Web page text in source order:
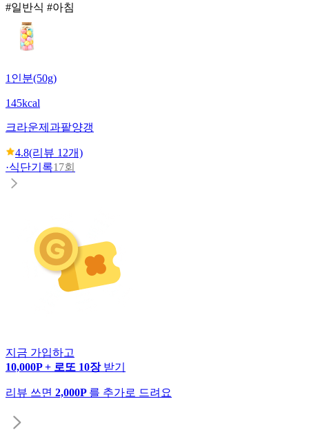
#일반식 #아침
1인분(50g)
145kcal
크라운제과팥양갱
4.8(리뷰 12개)
·식단기록17회
지금 가입하고
10,000P + 로또 10장 받기
리뷰 쓰면 2,000P 를 추가로 드려요